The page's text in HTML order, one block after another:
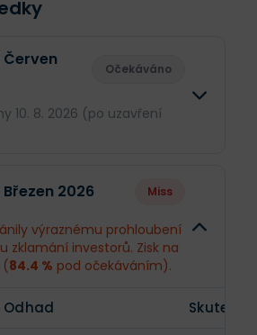
Očekáváno
10. 8. 2026 (po uzavření
-$125,8 mil.
2026 Miss
výraznému prohloubení
zklamání investorů. Zisk na
84.4 % pod očekáváním).
Odhad